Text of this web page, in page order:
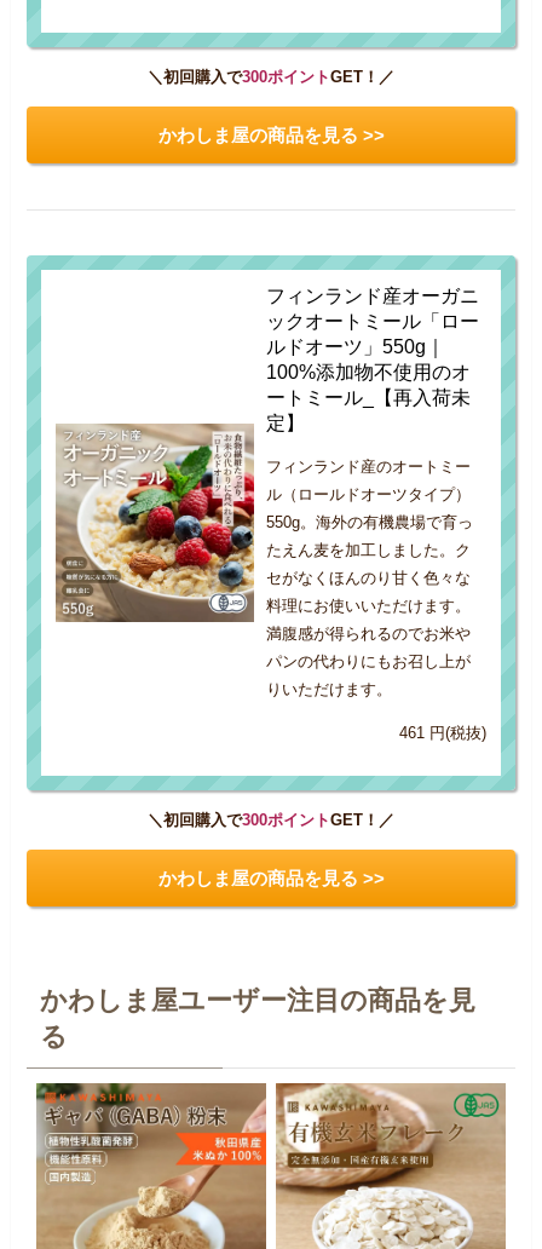
＼初回購入で300ポイントGET！／
かわしま屋の商品を見る >>
フィンランド産オーガニ
ックオートミール「ロー
ルドオーツ」550g｜
100%添加物不使用のオ
ートミール_【再入荷未
定】
フィンランド産のオートミー
ル（ロールドオーツタイプ）
550g。海外の有機農場で育っ
たえん麦を加工しました。ク
セがなくほんのり甘く色々な
料理にお使いいただけます。
満腹感が得られるのでお米や
パンの代わりにもお召し上が
りいただけます。
461 円(税抜)
＼初回購入で300ポイントGET！／
かわしま屋の商品を見る >>
かわしま屋ユーザー注目の商品を見
る